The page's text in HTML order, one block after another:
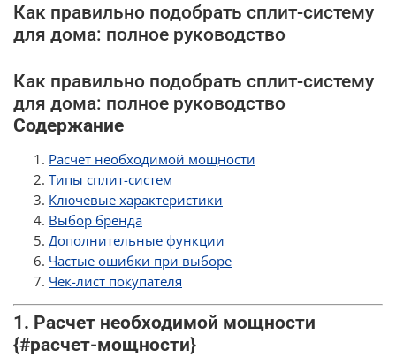
Как правильно подобрать сплит-систему
для дома: полное руководство
Как правильно подобрать сплит-систему
для дома: полное руководство
Содержание
Расчет необходимой мощности
Типы сплит-систем
Ключевые характеристики
Выбор бренда
Дополнительные функции
Частые ошибки при выборе
Чек-лист покупателя
1. Расчет необходимой мощности
{#расчет-мощности}